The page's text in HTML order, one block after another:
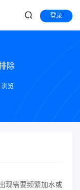
登录
除
浏览
现需要频繁加水或